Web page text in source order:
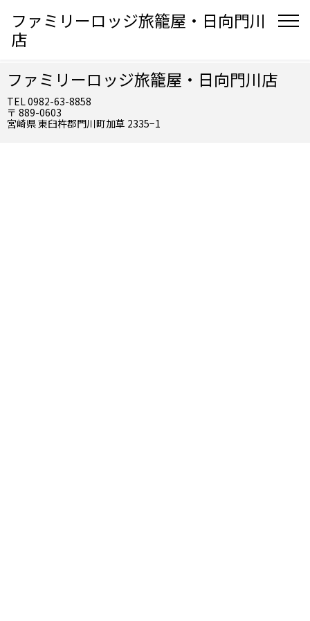
ファミリーロッジ旅籠屋・日向門川
店
ファミリーロッジ旅籠屋・日向門川店
TEL 0982-63-8858
〒 889-0603
宮崎県 東臼杵郡門川町加草 2335−1